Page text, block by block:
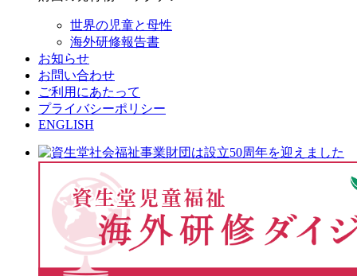
世界の児童と母性
海外研修報告書
お知らせ
お問い合わせ
ご利用にあたって
プライバシーポリシー
ENGLISH